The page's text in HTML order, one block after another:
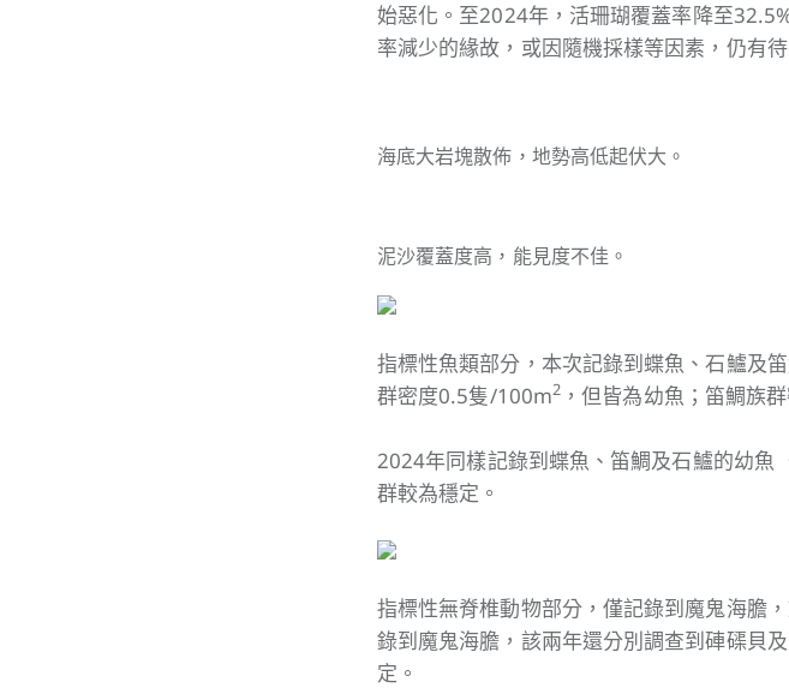
始惡化。至2024年，活珊瑚覆蓋率降至
率減少的緣故，或因隨機採樣等因素，仍有
海底大岩塊散佈，地勢高低起伏大。
泥沙覆蓋度高，能見度不佳。
指標性魚類部分，本次記錄到蝶魚、石鱸及
群密度0.5隻/100m2 ，但皆為幼魚；笛鯛族
2024年同樣記錄到蝶魚、笛鯛及石鱸的幼魚
群較為穩定。
指標性無脊椎動物部分，僅記錄到魔鬼海膽
錄到魔鬼海膽，該兩年還分別調查到硨磲貝
定。